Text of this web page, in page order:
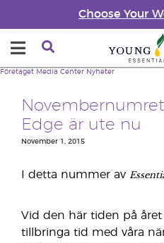
Choose Your
Företaget Media Center Nyheter
Novembernumret
Edge är ute nu
November 1, 2015
I detta nummer av
Vid den här tiden på
tillbringa tid med våra